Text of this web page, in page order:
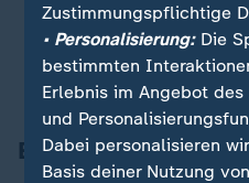
2.000 Stellen
Krieg im Ostkongo:
auf Hauptstadt
Ein Lichtblick
Zustimmungspflichtige
• Personalisierung:Die
bestimmten
Erlebnis im Angebot des
und
Dabei personalisieren
Basis deiner Nutzung